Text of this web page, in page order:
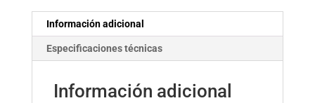
Información adicional
Especificaciones técnicas
Información adicional